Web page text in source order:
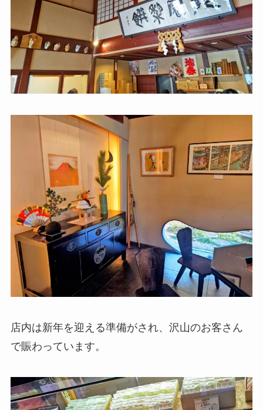
店内は新年を迎える準備がされ、沢山のお客さん
で賑わっています。